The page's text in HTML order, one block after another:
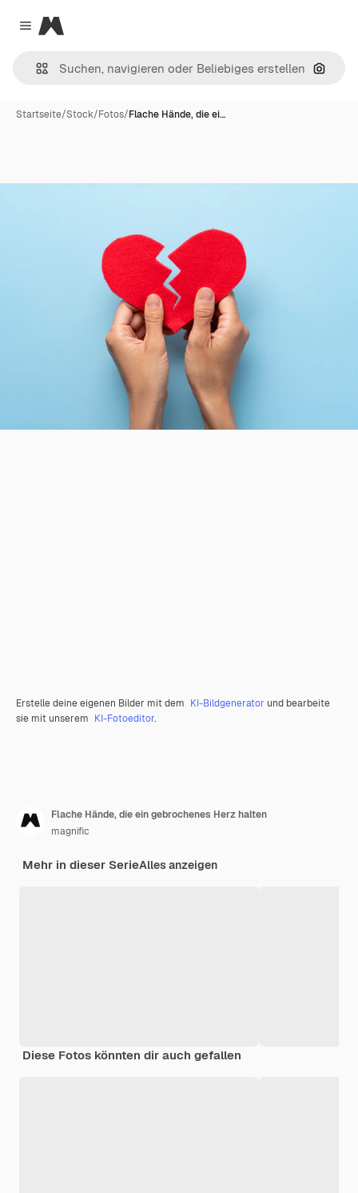
Close menu
Magnific
Nach
Startseite/Stock/Fotos/Flache Hände, die ei…
Erstelle deine eigenen Bilder mit dem KI-Bildgenerator und bearbeite
sie mit unserem KI-Fotoeditor.
Flache Hände, die ein gebrochenes Herz halten
magnific
Mehr in dieser SerieAlles anzeigen
Diese Fotos könnten dir auch gefallen